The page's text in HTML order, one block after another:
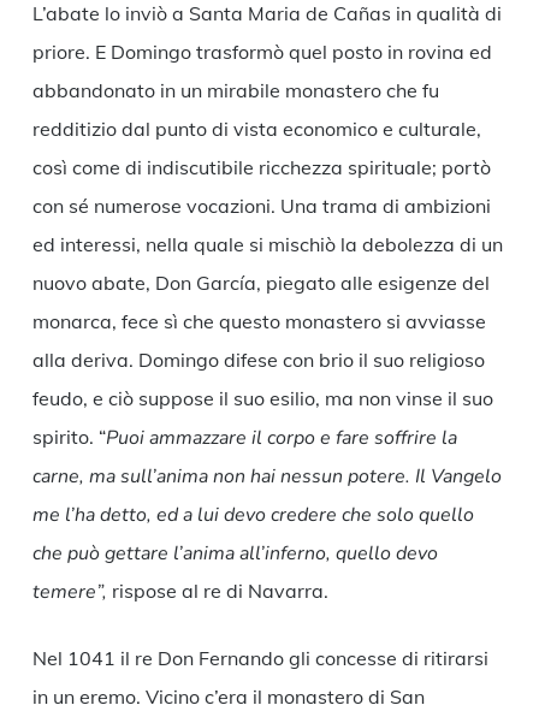
L’abate lo inviò a Santa Maria de Cañas in qualità di
priore. E Domingo trasformò quel posto in rovina ed
abbandonato in un mirabile monastero che fu
redditizio dal punto di vista economico e culturale,
così come di indiscutibile ricchezza spirituale; portò
con sé numerose vocazioni. Una trama di ambizioni
ed interessi, nella quale si mischiò la debolezza di un
nuovo abate, Don García, piegato alle esigenze del
monarca, fece sì che questo monastero si avviasse
alla deriva. Domingo difese con brio il suo religioso
feudo, e ciò suppose il suo esilio, ma non vinse il suo
spirito. “Puoi ammazzare il corpo e fare soffrire la
carne, ma sull’anima non hai nessun potere. Il Vangelo
me l’ha detto, ed a lui devo credere che solo quello
che può gettare l’anima all’inferno, quello devo
temere”, rispose al re di Navarra.
Nel 1041 il re Don Fernando gli concesse di ritirarsi
in un eremo. Vicino c’era il monastero di San